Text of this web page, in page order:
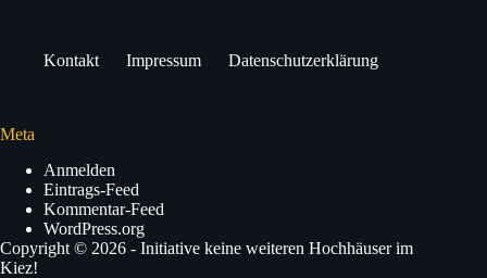
Kontakt Impressum Datenschutzerklärung
Meta
Anmelden
Eintrags-Feed
Kommentar-Feed
WordPress.org
Copyright © 2026 - Initiative keine weiteren Hochhäuser im
Kiez!